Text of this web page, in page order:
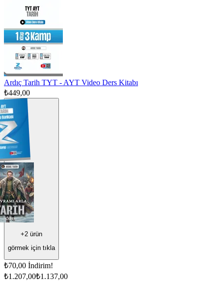
Ardıç Tarih TYT - AYT Video Ders Kitabı
₺449,00
+2 ürün
görmek için tıkla
₺70,00 İndirim!
₺1.207,00₺1.137,00